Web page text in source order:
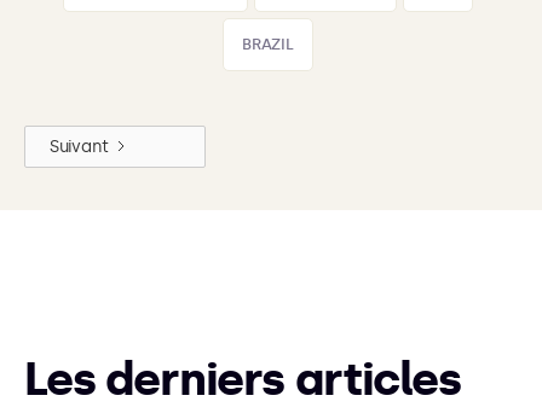
BRAZIL
Suivant
Les derniers articles